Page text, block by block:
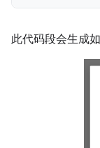
此代码段会生成